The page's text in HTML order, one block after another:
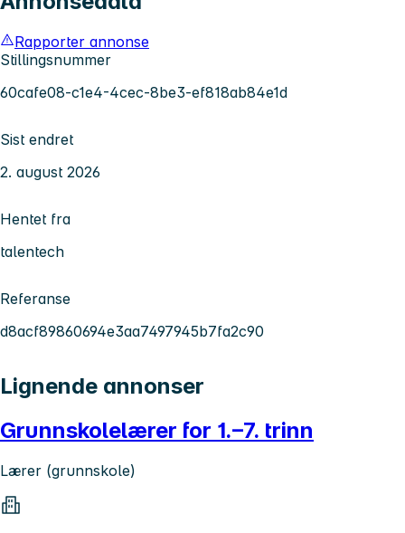
Rapporter annonse
Stillingsnummer
60cafe08-c1e4-4cec-8be3-ef818ab84e1d
Sist endret
2. august 2026
Hentet fra
talentech
Referanse
d8acf89860694e3aa7497945b7fa2c90
Lignende annonser
Grunnskolelærer for 1.–7. trinn
Lærer (grunnskole)